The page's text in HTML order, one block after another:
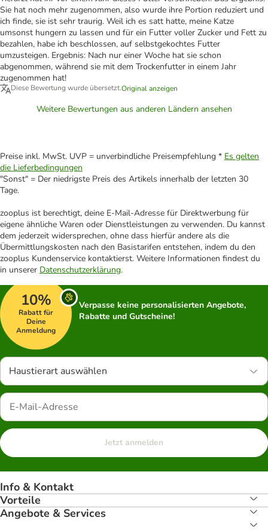
Sie hat noch mehr zugenommen, also wurde ihre Portion reduziert und
ich finde, sie ist sehr traurig. Weil ich es satt hatte, meine Katze
umsonst hungern zu lassen und für ein Futter voller Zucker und Fett zu
bezahlen, habe ich beschlossen, auf selbstgekochtes Futter
umzusteigen. Ergebnis: Nach nur einer Woche hat sie schon
abgenommen, während sie mit dem Trockenfutter in einem Jahr
zugenommen hat!
Diese Bewertung wurde übersetzt.Original anzeigen
Weitere Bewertungen aus anderen Ländern ansehen
Preise inkl. MwSt. UVP = unverbindliche Preisempfehlung * Es gelten
die Lieferbedingungen
"Sonst" = Der niedrigste Preis des Artikels innerhalb der letzten 30
Tage.
zooplus ist berechtigt, deine E-Mail-Adresse für Direktwerbung für
eigene ähnliche Waren oder Dienstleistungen zu verwenden. Du kannst
dem jederzeit widersprechen, ohne dass hierfür andere als die
Übermittlungskosten nach den Basistarifen entstehen, indem du den
zooplus Kundenservice kontaktierst. Weitere Informationen findest du
in unserer Datenschutzerklärung.
10%
Rabatt für
Deine
Anmeldung
Verpasse keine personalisierten Angebote,
Rabatte und Gutscheine!
Haustierart auswählen
Jetzt anmelden
Info & Kontakt
Vorteile
Angebote & Services